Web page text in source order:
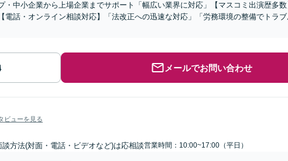
・中小企業から上場企業までサポート「幅広い業界に対応」【マスコミ出演歴多
電話・オンライン相談対応】「法改正への迅速な対応」「労務環境の整備でトラ
メールでお問い合わせ
ビューを見る
談方法(対面・電話・ビデオなど)は応相談営業時間：10:00~17:00（平日）